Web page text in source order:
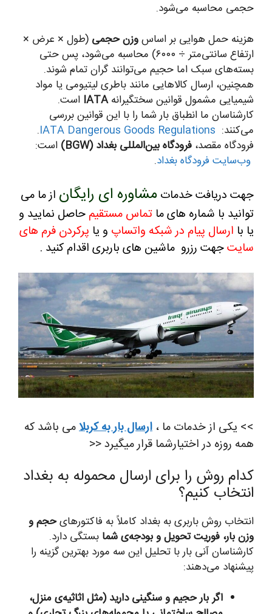
حجمی محاسبه می‌شود.
هزینه حمل هوایی بر اساسوزن حجمی (طول × عرض ×
ارتفاع سانتی‌متر ÷ ۶۰۰۰) محاسبه می‌شود، پس حتی
بسته‌های سبک اما حجیم می‌توانند گران تمام شوند.
همچنین، ارسال کالاهایی مانند باطری لیتیومی یا مواد
شیمیایی مشمول قوانین سختگیرانهIATA است.
کارشناسان ما انطباق بار شما را با این قوانین بررسی
می‌کنند: IATA Dangerous Goods Regulations
.
فرودگاه مقصد، فرودگاه بین‌المللی بغداد (BGW)
است:
وب‌سایت فرودگاه بغداد.
جهت دریافت خدمات مشاوره ای رایگان از ما می
توانید با شماره های ما تماس مستقیم حاصل نمایید و
یا با ارسال پیام در شبکه واتساپ و یا پرکردن فرم های
سایتجهت رزرو ماشین های باربری اقدام کنید .
>> یکی از خدمات ما ، ارسال بار به کربلامی باشد که
همه روزه در اختیارشما قرار میگیرد <<
کدام روش را برای ارسال محموله به بغداد
انتخاب کنیم؟
انتخاب روش باربری به بغداد کاملاً به فاکتورهایحجم و
وزن بار، فوریت تحویل و بودجه‌ی شما بستگی دارد.
کارشناسان آنی بار با تحلیل این سه مورد بهترین گزینه را
پیشنهاد می‌دهند:
اگر بار حجیم و سنگینی دارید (مثل اثاثیه‌ی منزل،